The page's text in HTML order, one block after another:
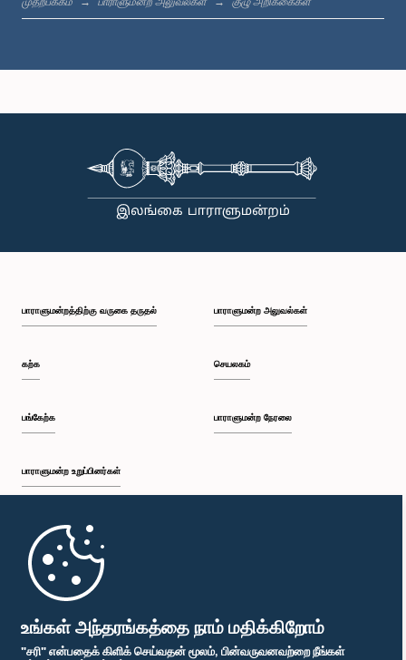
உங்கள் அந்தரங்கத்தை நாம் மதிக்கிறோம்
"சரி" என்பதைக் கிளிக் செய்வதன் மூலம், பின்வருவனவற்றை நீங்கள்
பாராளுமன்றத்திற்கு வருகை தருதல்
கற்க
பங்கேற்க
பாராளுமன்ற உறுப்பினர்கள்
முதற்பக்கம்
பாராளுமன்ற அலுவல்கள்
செயலகம்
பாராளுமன்ற நேரலை
பாராளுமன்ற கையடக்க செயலி